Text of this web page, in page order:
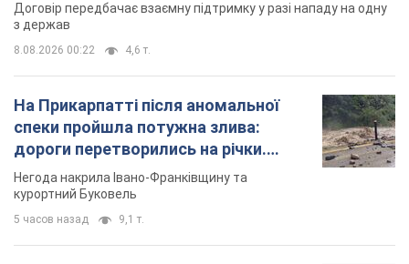
Договір передбачає взаємну підтримку у разі нападу на одну
з держав
8.08.2026 00:22 4,6 т.
На Прикарпатті після аномальної
спеки пройшла потужна злива:
дороги перетворились на річки.
Відео
Негода накрила Івано-Франківщину та
курортний Буковель
5 часов назад 9,1 т.